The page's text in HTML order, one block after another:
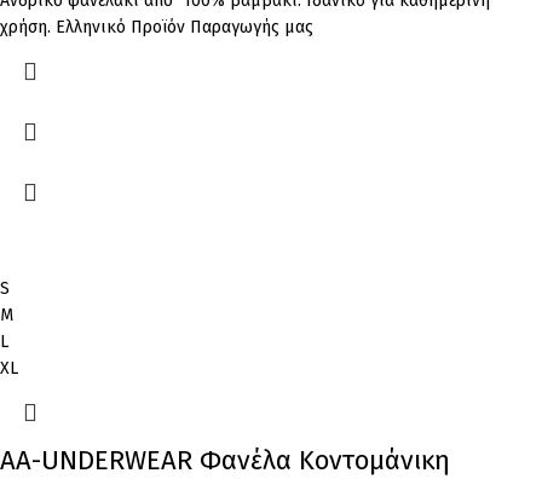
χρήση. Ελληνικό Προϊόν Παραγωγής μας
S
M
L
XL
AA-UNDERWEAR Φανέλα Κοντομάνικη